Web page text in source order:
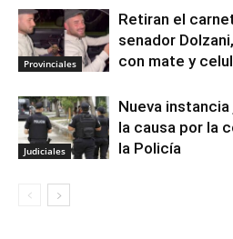
Provinciales
Retiran el
senador
con mate y
Judiciales
Nueva
la causa por la
la Policía